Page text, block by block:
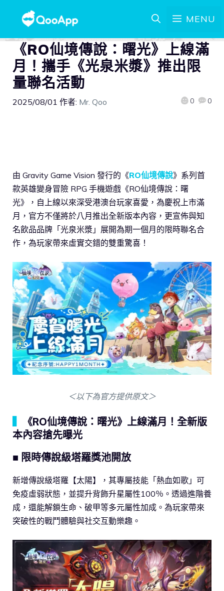
MENU
《RO仙境傳說：曙光》上線滿
月！攜手《光泉米漿》推出限
量聯名活動
2025/08/01 作者: Mr. Qoo 0 0
由 Gravity Game Vision 發行的《RO仙境傳說》系列首
款英雄變身冒險 RPG 手機遊戲《RO仙境傳說：曙
光》，自上線以來深受港澳台玩家喜愛，為慶祝上市滿
月，官方不僅將於八月推出全新版本內容，更宣佈與知
名飲品品牌「光泉米漿」展開為期一個月的限時聯名合
作，為玩家帶來虛實交錯的雙重驚喜！
＜以下為官方提供原文＞
《RO仙境傳說：曙光》上線滿月！全新版
本內容搶先曝光
■ 限時傳說級塔羅獎池開放
新增傳說級塔羅【太陽】，其專屬技能「熱血如歌」可
免疫虛弱狀態，並提升背飾升星屬性100％。透過進階養
成，還能解鎖生命、破甲等多元屬性加成。為玩家帶來
突破性的戰鬥體驗與社交互動樂趣。